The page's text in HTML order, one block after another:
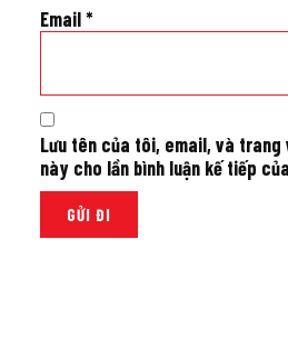
Email*
Lưu tên của tôi, email, và
này cho lần bình luận kế tiếp